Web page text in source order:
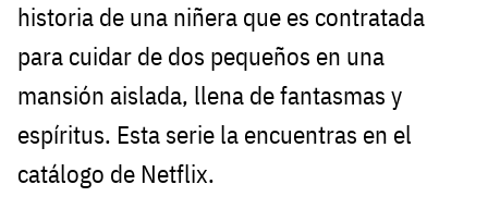
historia de una niñera que es contratada
para cuidar de dos pequeños en una
mansión aislada, llena de fantasmas y
espíritus. Esta serie la encuentras en el
catálogo de Netflix.